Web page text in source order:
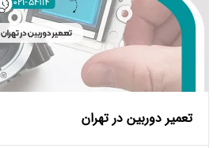
تعمیر دوربین در تهران